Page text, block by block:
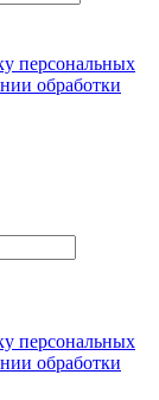
персональных
обработки
персональных
обработки